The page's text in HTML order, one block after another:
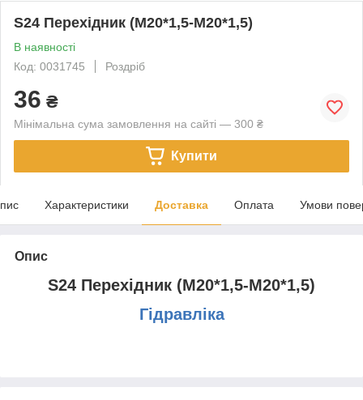
S24 Перехідник (М20*1,5-М20*1,5)
В наявності
Код: 0031745
Роздріб
36 ₴
Мінімальна сума замовлення на сайті — 300 ₴
Купити
Характеристики Доставка Оплата Умови
Опис
S24 Перехідник (М20*1,5-М20*1,5)
Гідравліка